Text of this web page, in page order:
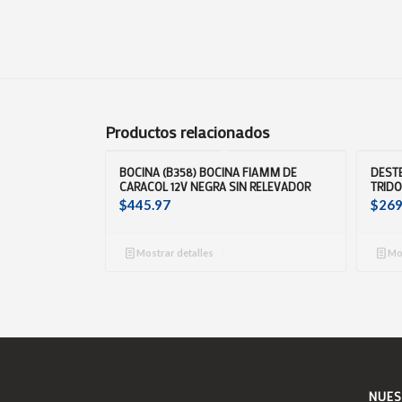
Productos relacionados
BOCINA (B358) BOCINA FIAMM DE
CARACOL 12V NEGRA SIN RELEVADOR
$445.97
Mostrar detalles
$